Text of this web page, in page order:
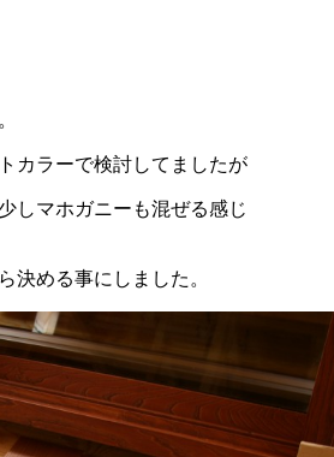
カラーで検討してましたが
しマホガニーも混ぜる感じ
決める事にしました。